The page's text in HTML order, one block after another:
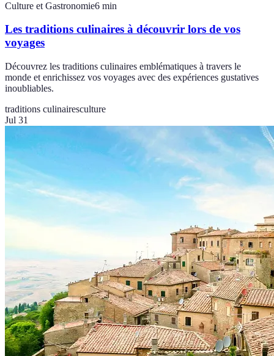
Culture et Gastronomie6 min
Les traditions culinaires à découvrir lors de vos
voyages
Découvrez les traditions culinaires emblématiques à travers le
monde et enrichissez vos voyages avec des expériences gustatives
inoubliables.
traditions culinairesculture
Jul 31